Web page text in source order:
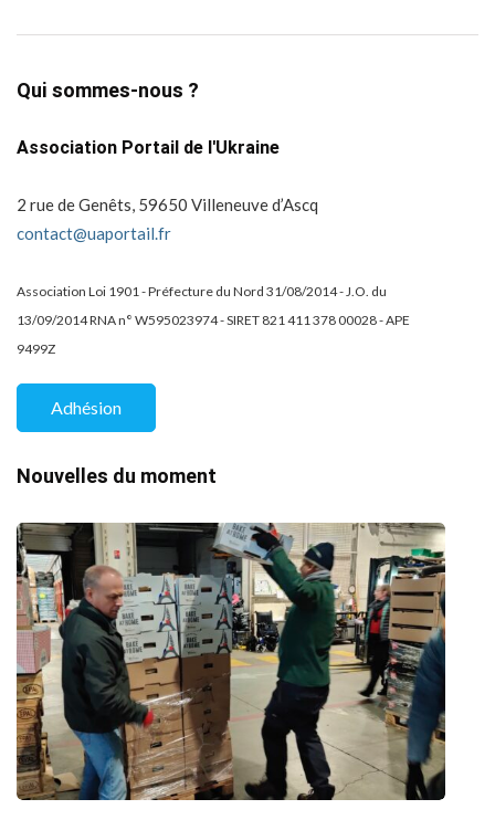
Qui sommes-nous ?
Association Portail de l'Ukraine
2 rue de Genêts, 59650 Villeneuve d’Ascq
contact@uaportail.fr
Association Loi 1901 - Préfecture du Nord 31/08/2014 - J.O. du
13/09/2014 RNA n° W595023974 - SIRET 821 411 378 00028 - APE
9499Z
Adhésion
Nouvelles du moment